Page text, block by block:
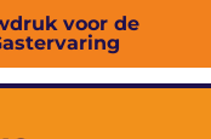
voor de